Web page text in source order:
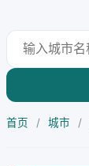
首页 / 城市 /